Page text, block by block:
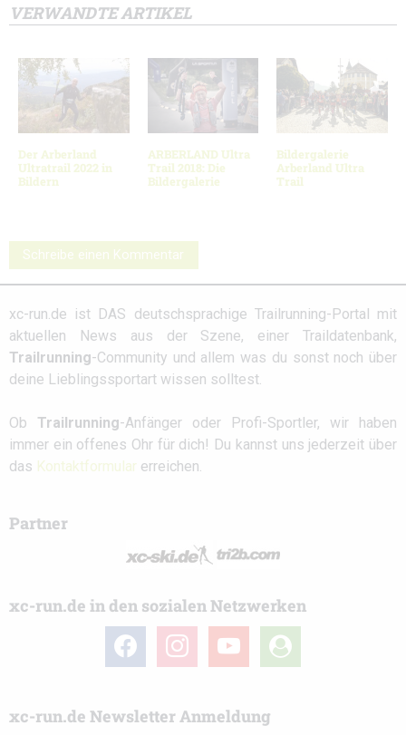
VERWANDTE ARTIKEL
Der Arberland
Ultratrail 2022 in
Bildern
ARBERLAND Ultra
Trail 2018: Die
Bildergalerie
Bildergalerie
Arberland Ultra
Trail
Schreibe einen Kommentar
xc-run.de ist DAS deutschsprachige Trailrunning-Portal mit
aktuellen News aus der Szene, einer Traildatenbank,
Trailrunning-Community und allem was du sonst noch über
deine Lieblingssportart wissen solltest.
Ob Trailrunning-Anfänger oder Profi-Sportler, wir haben
immer ein offenes Ohr für dich! Du kannst uns jederzeit über
das Kontaktformular erreichen.
Partner
xc-run.de in den sozialen Netzwerken
facebook instagram youtube
user-
circle
xc-run.de Newsletter Anmeldung